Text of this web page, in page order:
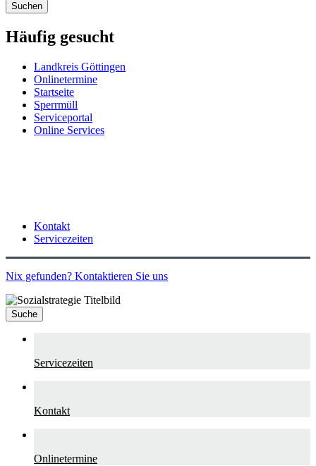
Suchen
Häufig gesucht
Landkreis Göttingen
Onlinetermine
Startseite
Sperrmüll
Serviceportal
Online Services
Kontakt
Servicezeiten
Nix gefunden? Kontaktieren Sie uns
Suche
Servicezeiten
Kontakt
Onlinetermine